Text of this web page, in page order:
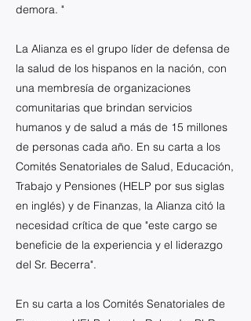
demora. "
La Alianza es el grupo líder de defensa de
la salud de los hispanos en la nación, con
una membresía de organizaciones
comunitarias que brindan servicios
humanos y de salud a más de 15 millones
de personas cada año. En su carta a los
Comités Senatoriales de Salud, Educación,
Trabajo y Pensiones (HELP por sus siglas
en inglés) y de Finanzas, la Alianza citó la
necesidad crítica de que "este cargo se
beneficie de la experiencia y el liderazgo
del Sr. Becerra".
En su carta a los Comités Senatoriales de